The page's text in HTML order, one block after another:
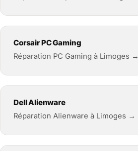
Corsair PC Gaming
Réparation PC Gaming à Limoges →
Dell Alienware
Réparation Alienware à Limoges →